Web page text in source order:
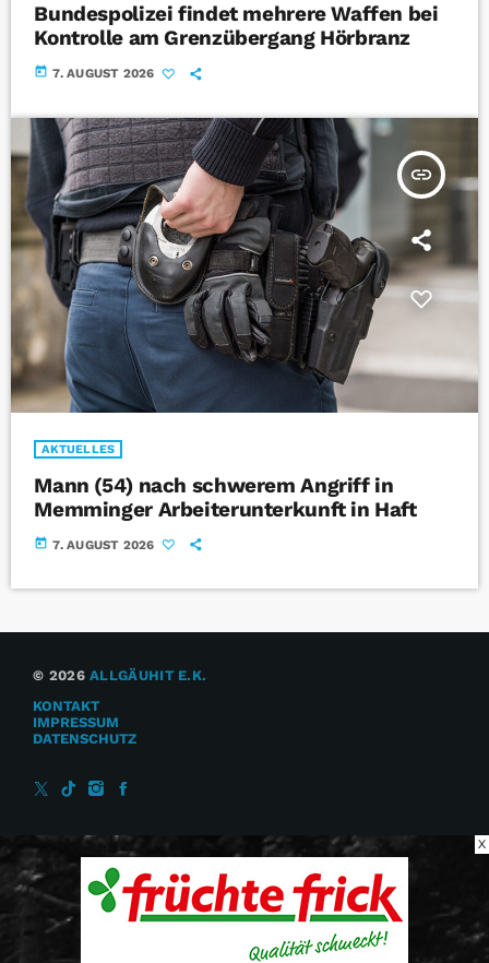
Bundespolizei findet mehrere Waffen bei
Kontrolle am Grenzübergang Hörbranz
today 7. AUGUST 2026
insert_link
AKTUELLES
Mann (54) nach schwerem Angriff in
Memminger Arbeiterunterkunft in Haft
today 7. AUGUST 2026
© 2026ALLGÄUHIT E.K.
KONTAKT
IMPRESSUM
DATENSCHUTZ
X